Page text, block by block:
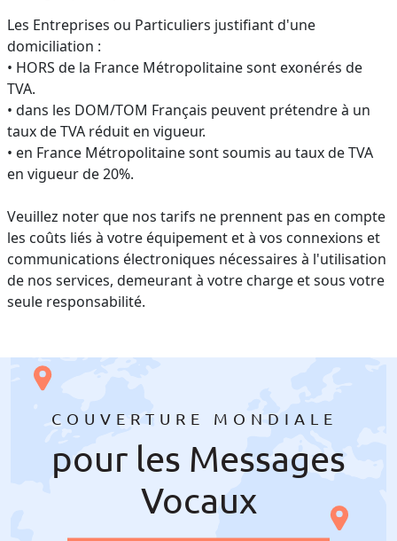
Les Entreprises ou Particuliers justifiant d'une
domiciliation :
• HORS de la France Métropolitaine sont exonérés de
TVA.
• dans les DOM/TOM Français peuvent prétendre à un
taux de TVA réduit en vigueur.
• en France Métropolitaine sont soumis au taux de TVA
en vigueur de 20%.
Veuillez noter que nos tarifs ne prennent pas en compte
les coûts liés à votre équipement et à vos connexions et
communications électroniques nécessaires à l'utilisation
de nos services, demeurant à votre charge et sous votre
seule responsabilité.
COUVERTURE MONDIALE
pour les Messages
Vocaux